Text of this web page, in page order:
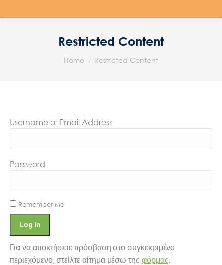
Restricted Content
You are here:
Home Restricted Content
Username or Email Address
Password
Remember Me
Για να αποκτήσετε πρόσβαση στο συγκεκριμένο
περιεχόμενο, στείλτε αίτημα μέσω της φόρμας.